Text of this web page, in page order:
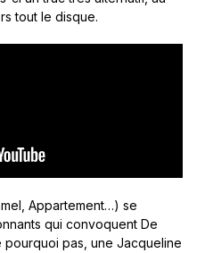
tout le disque.
Appartement…) se
qui convoquent De
pourquoi pas, une Jacqueline